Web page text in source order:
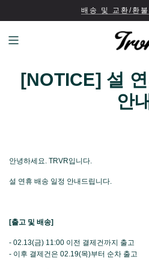
배송 및 교환/환
[NOTICE] 설
안내
안녕하세요. TRVR입니다.
설 연휴 배송 일정 안내드립니다.
[출고 및 배송]
- 02.13(금) 11:00 이전 결제건까지 출고
- 이후 결제건은 02.19(목)부터 순차 출고